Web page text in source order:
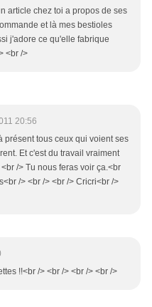
article chez toi a propos de ses
et là mes bestioles
j'adore ce qu'elle fabrique
<br />
20:56
présent tous ceux qui voient ses
Et c'est du travail vraiment
/> Tu nous feras voir ça.<br
/> <br /> <br /> Cricri<br />
!!<br /> <br /> <br /> <br />